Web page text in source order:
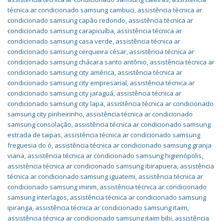
técnica ar condicionado samsung cambuci, assistência técnica ar
condicionado samsung capão redondo, assistência técnica ar
condicionado samsung carapicuíba, assistência técnica ar
condicionado samsung casa verde, assistência técnica ar
condicionado samsung cerqueira césar, assistência técnica ar
condicionado samsung chácara santo antônio, assistência técnica ar
condicionado samsung city américa, assistência técnica ar
condicionado samsung city empresarial, assistência técnica ar
condicionado samsung city jaraguá, assistência técnica ar
condicionado samsung city lapa, assistência técnica ar condicionado
samsung city pinheirinho, assistência técnica ar condicionado
samsung consolação, assistência técnica ar condicionado samsung
estrada de taipas, assistência técnica ar condicionado samsung
freguesia do ó, assistência técnica ar condicionado samsung granja
viana, assistência técnica ar condicionado samsung higienópolis,
assistência técnica ar condicionado samsung ibirapuera, assistência
técnica ar condicionado samsung iguatemi, assistência técnica ar
condicionado samsung imirim, assistência técnica ar condicionado
samsung interlagos, assistência técnica ar condicionado samsung
ipiranga, assistência técnica ar condicionado samsung itaim,
assistência técnica ar condicionado samsung itaim bibi, assistência